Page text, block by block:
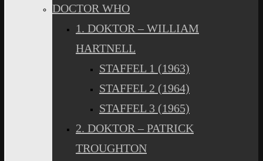
DOCTOR WHO
1. DOKTOR – WILLIAM
HARTNELL
STAFFEL 1 (1963)
STAFFEL 2 (1964)
STAFFEL 3 (1965)
2. DOKTOR – PATRICK
TROUGHTON